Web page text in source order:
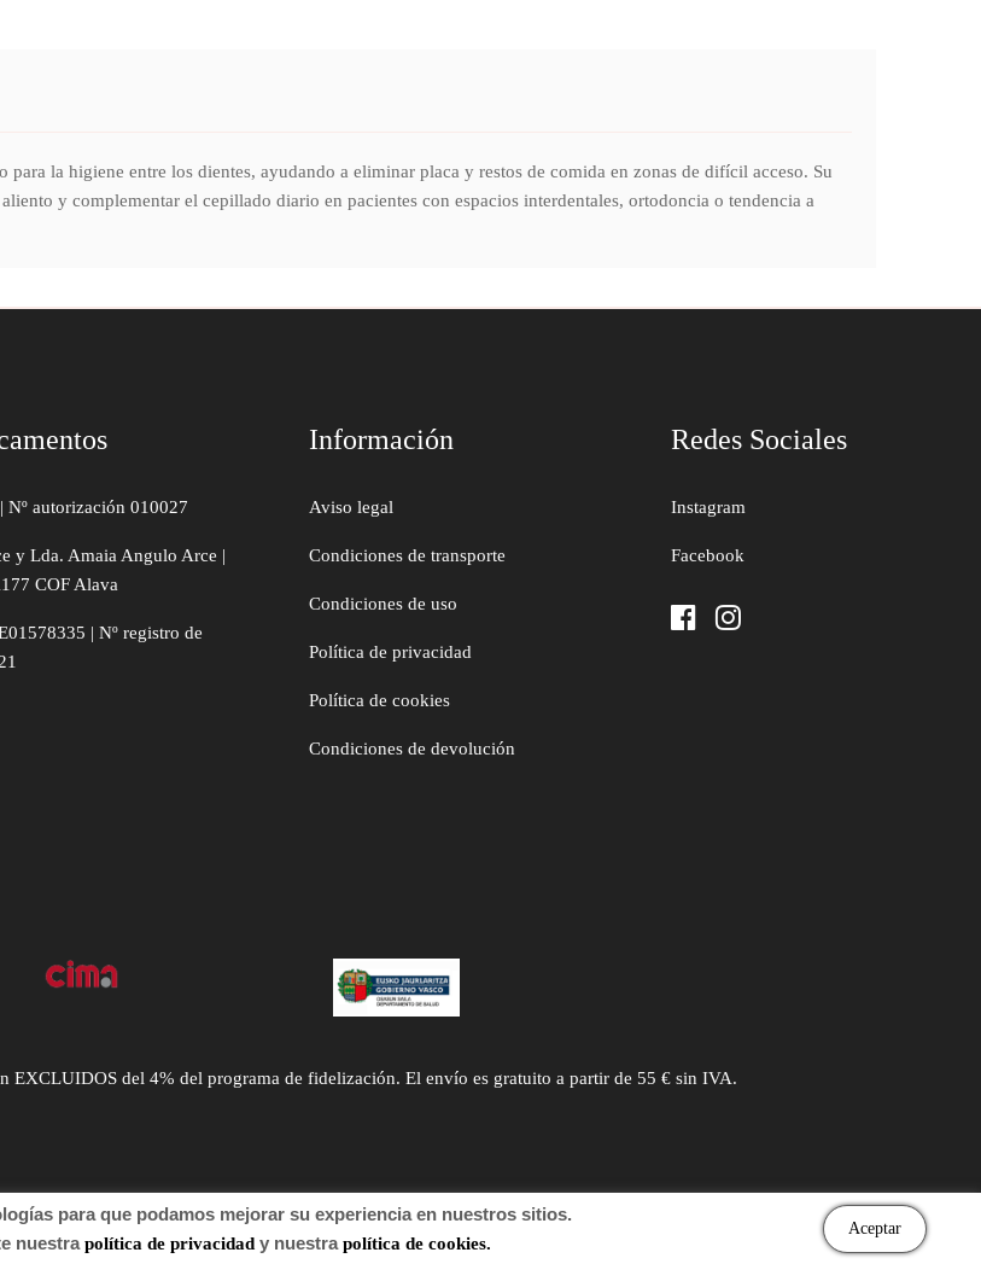
la higiene entre los dientes, ayudando a eliminar placa y restos de comida en zonas de difícil acceso. Su
y complementar el cepillado diario en pacientes con espacios interdentales, ortodoncia o tendencia a
Nº autorización 010027
y Lda. Amaia Angulo Arce |
COF Alava
| Nº registro de
Información
Aviso legal
Condiciones de transporte
Condiciones de uso
Política de privacidad
Política de cookies
Condiciones de devolución
Redes Sociales
Instagram
Facebook
del 4% del programa de fidelización. El envío es gratuito a partir de 55 € sin IVA.
para que podamos mejorar su experiencia en nuestros sitios.
nuestrapolítica de privacidad y nuestrapolítica de cookies.
Aceptar
Farmacia.